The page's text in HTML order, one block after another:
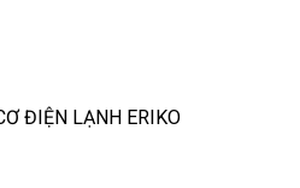
ĐIỆN LẠNH ERIKO